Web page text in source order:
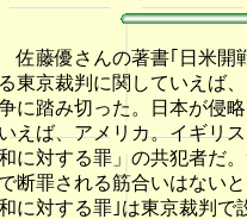
佐藤優さんの著書｢日米開
る東京裁判に関していえば
に踏み切った。日本が侵
いえば、アメリカ。イギリ
に対する罪」の共犯者だ
で断罪される筋合いはない
に対する罪｣は東京裁判で